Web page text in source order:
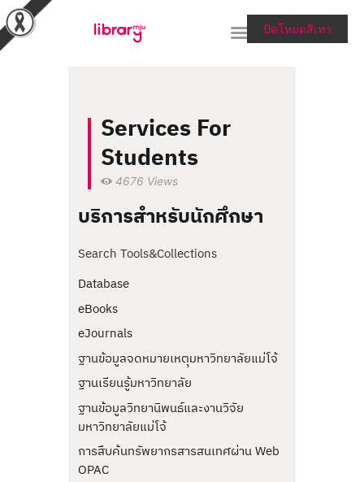
RESEARCH TOOLS &
COLLECTIONS
SERVICES & HELP
ABOUT THE LIBRARY
สายตรงผู้อำนวยการ
Services For
Students
4676 Views
บริการสำหรับนักศึกษา
Search Tools&Collections
Database
eBooks
eJournals
ฐานข้อมูลจดหมายเหตุมหาวิทยาลัยแม่โจ้
ฐานเรียนรู้มหาวิทยาลัย
ฐานข้อมูลวิทยานิพนธ์และงานวิจัย
มหาวิทยาลัยแม่โจ้
การสืบค้นทรัพยากรสารสนเทศผ่าน Web
OPAC
ปิดโหมดสีเทา